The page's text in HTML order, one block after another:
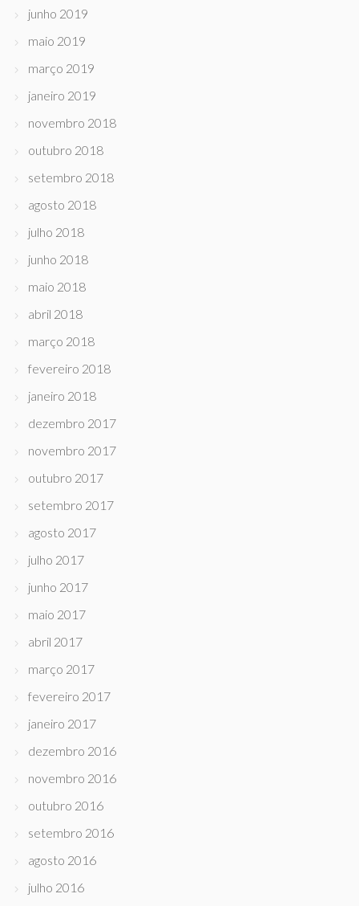
junho 2019
maio 2019
março 2019
janeiro 2019
novembro 2018
outubro 2018
setembro 2018
agosto 2018
julho 2018
junho 2018
maio 2018
abril 2018
março 2018
fevereiro 2018
janeiro 2018
dezembro 2017
novembro 2017
outubro 2017
setembro 2017
agosto 2017
julho 2017
junho 2017
maio 2017
abril 2017
março 2017
fevereiro 2017
janeiro 2017
dezembro 2016
novembro 2016
outubro 2016
setembro 2016
agosto 2016
julho 2016